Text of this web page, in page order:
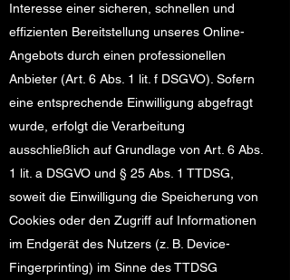
Interesse einer sicheren, schnellen und
effizienten Bereitstellung unseres Online-
Angebots durch einen professionellen
Anbieter (Art. 6 Abs. 1 lit. f DSGVO). Sofern
eine entsprechende Einwilligung abgefragt
wurde, erfolgt die Verarbeitung
ausschließlich auf Grundlage von Art. 6 Abs.
1 lit. a DSGVO und § 25 Abs. 1 TTDSG,
soweit die Einwilligung die Speicherung von
Cookies oder den Zugriff auf Informationen
im Endgerät des Nutzers (z. B. Device-
Fingerprinting) im Sinne des TTDSG